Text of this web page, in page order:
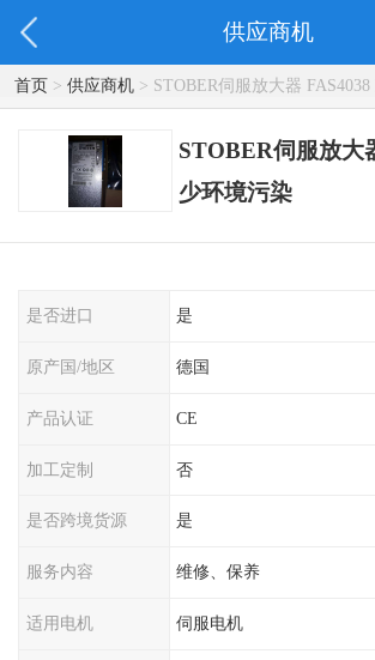
供应商机
首页> 供应商机> STOBER伺服放大器
STOBER伺服放大
少环境污染
是否进口 是
原产国/地区 德国
产品认证 CE
加工定制 否
是否跨境货源 是
服务内容 维修、保养
适用电机 伺服电机